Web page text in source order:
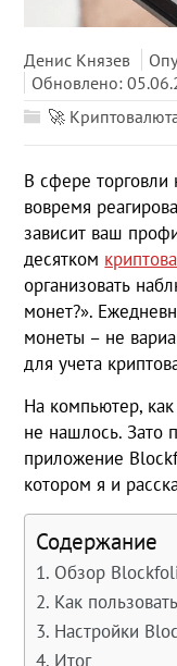
Денис Князев
Обновлено:
🚀
В сфере торговли
вовремя
зависит ваш
десятком
организовать
монет?».
монеты – не
для учета
На компьютер,
не нашлось. Зато
приложение
котором я и
Содержание
Обзор
Как
Настройки
Итог